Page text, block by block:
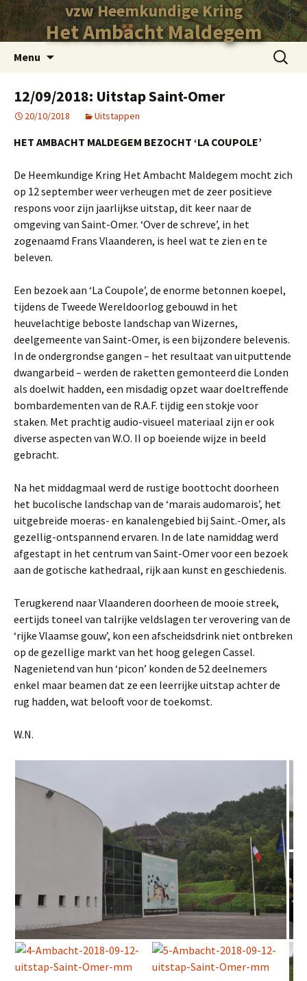
vzw Heemkundige Kring
Het Ambacht Maldegem
Menu
inhoud
Zoeken
naar:
12/09/2018: Uitstap Saint-Omer
20/10/2018 Uitstappen
HET AMBACHT MALDEGEM BEZOCHT ‘LA COUPOLE’
De Heemkundige Kring Het Ambacht Maldegem mocht zich
op 12 september weer verheugen met de zeer positieve
respons voor zijn jaarlijkse uitstap, dit keer naar de
omgeving van Saint-Omer. ‘Over de schreve’, in het
zogenaamd Frans Vlaanderen, is heel wat te zien en te
beleven.
Een bezoek aan ‘La Coupole’, de enorme betonnen koepel,
tijdens de Tweede Wereldoorlog gebouwd in het
heuvelachtige beboste landschap van Wizernes,
deelgemeente van Saint-Omer, is een bijzondere belevenis.
In de ondergrondse gangen – het resultaat van uitputtende
dwangarbeid – werden de raketten gemonteerd die Londen
als doelwit hadden, een misdadig opzet waar doeltreffende
bombardementen van de R.A.F. tijdig een stokje voor
staken. Met prachtig audio-visueel materiaal zijn er ook
diverse aspecten van W.O. II op boeiende wijze in beeld
gebracht.
Na het middagmaal werd de rustige boottocht doorheen
het bucolische landschap van de ‘marais audomarois’, het
uitgebreide moeras- en kanalengebied bij Saint.-Omer, als
gezellig-ontspannend ervaren. In de late namiddag werd
afgestapt in het centrum van Saint-Omer voor een bezoek
aan de gotische kathedraal, rijk aan kunst en geschiedenis.
Terugkerend naar Vlaanderen doorheen de mooie streek,
eertijds toneel van talrijke veldslagen ter verovering van de
‘rijke Vlaamse gouw’, kon een afscheidsdrink niet ontbreken
op de gezellige markt van het hoog gelegen Cassel.
Nagenietend van hun ‘picon’ konden de 52 deelnemers
enkel maar beamen dat ze een leerrijke uitstap achter de
rug hadden, wat belooft voor de toekomst.
W.N.